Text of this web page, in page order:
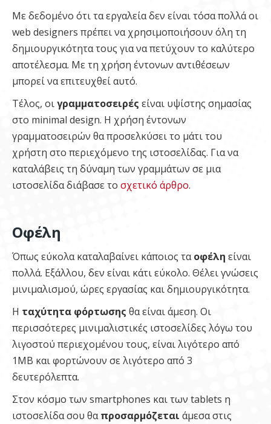
Με δεδομένο ότι τα εργαλεία δεν είναι τόσα πολλά οι
web designers πρέπει να χρησιμοποιήσουν όλη τη
δημιουργικότητα τους για να πετύχουν το καλύτερο
αποτέλεσμα. Με τη χρήση έντονων αντιθέσεων
μπορεί να επιτευχθεί αυτό.
Τέλος, οιγραμματοσειρές είναι υψίστης σημασίας
στο minimal design. Η χρήση έντονων
γραμματοσειρών θα προσελκύσει το μάτι του
χρήστη στο περιεχόμενο της ιστοσελίδας. Για να
καταλάβεις τη δύναμη των γραμμάτων σε μια
ιστοσελίδα διάβασε το σχετικό άρθρο.
Οφέλη
Όπως εύκολα καταλαβαίνει κάποιος ταοφέλη είναι
πολλά. Εξάλλου, δεν είναι κάτι εύκολο. Θέλει γνώσεις
μινιμαλισμού, ώρες εργασίας και δημιουργικότητα.
Η ταχύτητα φόρτωσης θα είναι άμεση. Οι
περισσότερες μινιμαλιστικές ιστοσελίδες λόγω του
λιγοστού περιεχομένου τους, είναι λιγότερο από
1ΜΒ και φορτώνουν σε λιγότερο από 3
δευτερόλεπτα.
Στον κόσμο των smartphones και των tablets η
ιστοσελίδα σου θαπροσαρμόζεται άμεσα στις